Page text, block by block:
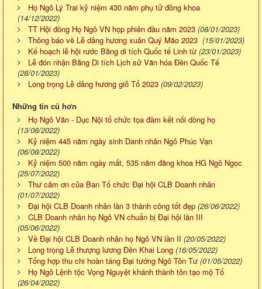
Họ Ngô Lý Trai kỷ niệm 430 năm phụ tử đồng khoa
(14/12/2022)
TT Hội đồng Họ Ngô VN họp phiên đầu năm 2023 (08/01/2023)
Thông báo về Lễ dâng hương xuân Quý Mão 2023 (15/01/2023)
Kế hoạch lễ hội rước Bằng di tích Quốc tế Linh từ (23/01/2023)
Lễ đón nhận Bằng Di tích Lịch sử Văn hóa Đền Quốc Tế
(28/01/2023)
Long trọng Lễ dâng hương giỗ Tổ 2023 (09/02/2023)
Những tin cũ hơn
Họ Ngô Văn - Dục Nội tổ chức tọa đàm kết nối dòng họ
(13/08/2022)
Kỷ niệm 445 năm ngày sinh Danh nhân Ngô Phúc Vạn
(06/08/2022)
Kỷ niệm 500 năm ngày mất, 535 năm đăng khoa HG Ngô Ngọc
(25/07/2022)
Thư cảm ơn của Ban Tổ chức Đại hội CLB Doanh nhân
(01/07/2022)
Đại hội CLB Doanh nhân lần 3 thành công tốt đẹp (26/06/2022)
CLB Doanh nhân họ Ngô VN chuẩn bị Đại hội lần III
(05/06/2022)
Về Đại hội CLB Doanh nhân họ Ngô VN lần II (20/05/2022)
Long trọng Lễ thượng lương Đền Khai Long (16/05/2022)
Tổng hợp thu chi hoàn táng Đại tướng Ngô Tôn Tư (01/05/2022)
Họ Ngô Lệnh tộc Vọng Nguyệt khánh thành tôn tạo mộ Tổ
(26/04/2022)